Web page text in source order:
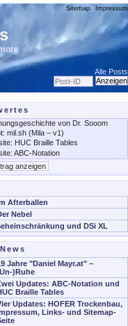
Sitemap Impressum
Alle Posts
Afterballen
Nebel
und DSi XL
Jahre "Daniel Mayr.at" –
)Ruhe
Updates: ABC-Notation und
Braille Tables
Updates: HOFER Trockenbau,
Links- und Sitemap-